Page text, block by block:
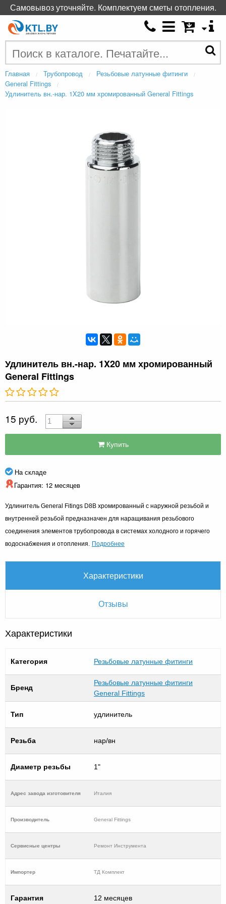
Главная Трубопровод
Резьбовые латунные фитинги
General Fittings
Удлинитель вн.-нар. 1X20 мм хромированный General Fittings
Удлинитель вн.-нар. 1X20 мм хромированный
General Fittings
15 руб.
Купить
На складе
Гарантия: 12 месяцев
Удлинитель General Fitings D8B хромированный с наружной резьбой и
внутренней резьбой предназначен для наращивания резьбового
соединения элементов трубопровода в системах холодного и горячего
водоснабжения и отопления.
Подробнее
Характеристики
Отзывы
Характеристики
Категория Резьбовые латунные фитинги
Бренд
Резьбовые латунные фитинги
General Fittings
Тип удлинитель
Резьба нар/вн
Диаметр резьбы 1"
Адрес завода изготовителя Италия
Производитель General Fittings
Cервисные центры Ремонт Инструмента
Импортер ТД Комплект
Гарантия 12 месяцев
Самовывоз уточняйте. Комплектуем сметы отопления.